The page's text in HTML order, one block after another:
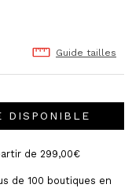
Guide tailles
DISPONIBLE
de 299,00€
de 100 boutiques en